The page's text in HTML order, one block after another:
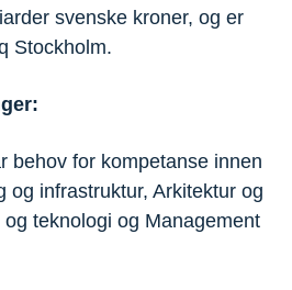
svenske kroner, og er
Stockholm.
behov for kompetanse innen
og infrastruktur, Arkitektur og
teknologi og Management